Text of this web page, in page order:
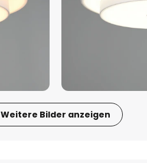
Weitere Bilder anzeigen